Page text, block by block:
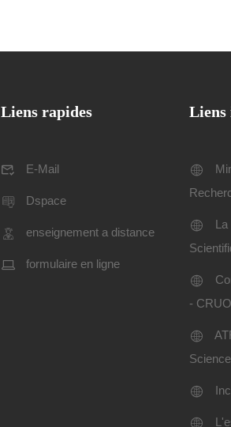
Liens rapides
E-Mail
Dspace
enseignement a distance
formulaire en ligne
- CRUO